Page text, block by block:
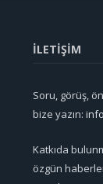
İLETİŞİM
Soru, görüş,
bize yazın:
Katkıda
özgün